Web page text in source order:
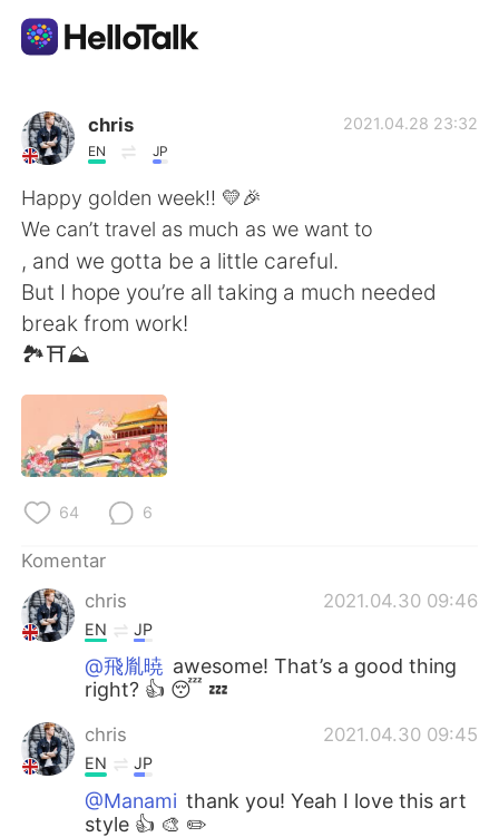
Aplikasi Pertukaran Bahasa
AI Grammar Checker
Indonesia
English
繁體中文
العربية
Deutsch
한국어
ไทย
Türkçe Tiếng Việt
Português
chris
EN JP
2021.04.28 23:32
Happy golden week!! 💛🎉
We can’t travel as much as we want to
, and we gotta be a little careful.
But I hope you’re all taking a much needed
break from work!
🏞⛩⛰
64 6
Komentar
chris
2021.04.30 09:46
EN JP
@飛胤暁 awesome! That’s a good thing
right? 👍 😴 💤
chris 2021.04.30 09:45
EN JP
@Manami thank you! Yeah I love this art
style 👍 🎨 ✏️